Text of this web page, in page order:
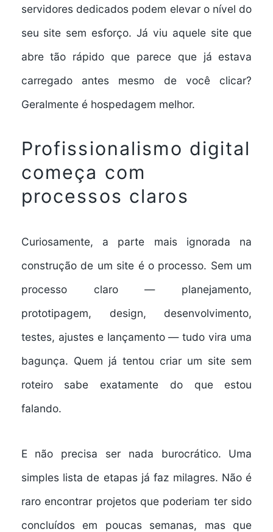
servidores dedicados podem elevar o nível do
seu site sem esforço. Já viu aquele site que
abre tão rápido que parece que já estava
carregado antes mesmo de você clicar?
Geralmente é hospedagem melhor.
Profissionalismo digital
começa com
processos claros
Curiosamente, a parte mais ignorada na
construção de um site é o processo. Sem um
processo claro — planejamento,
prototipagem, design, desenvolvimento,
testes, ajustes e lançamento — tudo vira uma
bagunça. Quem já tentou criar um site sem
roteiro sabe exatamente do que estou
falando.
E não precisa ser nada burocrático. Uma
simples lista de etapas já faz milagres. Não é
raro encontrar projetos que poderiam ter sido
concluídos em poucas semanas, mas que